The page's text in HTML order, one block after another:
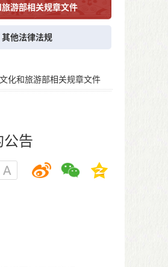
游部相关规章文件
其他法律法规
文化和旅游部相关规章文件
公告